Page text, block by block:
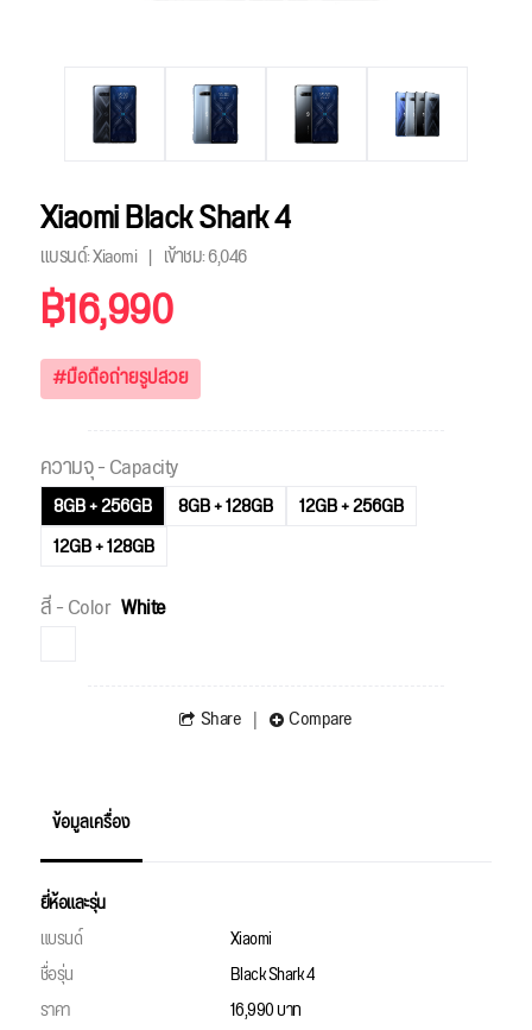
Xiaomi Black Shark 4
แบรนด์: Xiaomi เข้าชม:6,046
฿16,990
#มือถือถ่ายรูปสวย
ความจุ - Capacity
8GB + 256GB 8GB + 128GB
12GB + 256GB
12GB + 128GB
สี - Color White
Share Compare
ข้อมูลเครื่อง
ยี่ห้อและรุ่น
แบรนด์
Xiaomi
ชื่อรุ่น
Black Shark 4
ราคา
16,990 บาท